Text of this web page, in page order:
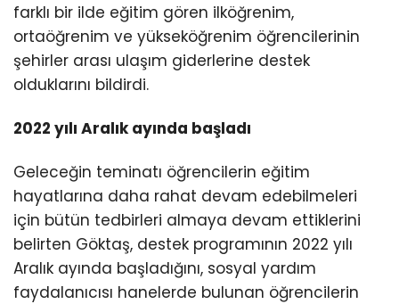
farklı bir ilde eğitim gören ilköğrenim,
ortaöğrenim ve yükseköğrenim öğrencilerinin
şehirler arası ulaşım giderlerine destek
olduklarını bildirdi.
2022 yılı Aralık ayında başladı
Geleceğin teminatı öğrencilerin eğitim
hayatlarına daha rahat devam edebilmeleri
için bütün tedbirleri almaya devam ettiklerini
belirten Göktaş, destek programının 2022 yılı
Aralık ayında başladığını, sosyal yardım
faydalanıcısı hanelerde bulunan öğrencilerin